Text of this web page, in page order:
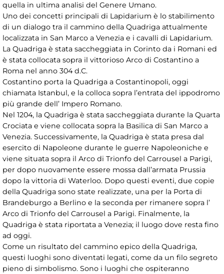
quella in ultima analisi del Genere Umano.
Uno dei concetti principali di Lapidarium è lo stabilimento
di un dialogo tra il cammino della Quadriga attualmente
localizzata in San Marco a Venezia e i cavalli di Lapidarium.
La Quadriga è stata saccheggiata in Corinto da i Romani ed
è stata collocata sopra il vittorioso Arco di Costantino a
Roma nel anno 304 d.C.
Costantino porta la Quadriga a Costantinopoli, oggi
chiamata Istanbul, e la colloca sopra l’entrata del ippodromo
più grande dell’ Impero Romano.
Nel 1204, la Quadriga è stata saccheggiata durante la Quarta
Crociata e viene collocata sopra la Basilica di San Marco a
Venezia. Successivamente, la Quadriga è stata presa dal
esercito di Napoleone durante le guerre Napoleoniche e
viene situata sopra il Arco di Trionfo del Carrousel a Parigi,
per dopo nuovamente essere mossa dall’armata Prussia
dopo la vittoria di Waterloo. Dopo questi eventi, due copie
della Quadriga sono state realizzate, una per la Porta di
Brandeburgo a Berlino e la seconda per rimanere sopra l’
Arco di Trionfo del Carrousel a Parigi. Finalmente, la
Quadriga è stata riportata a Venezia; il luogo dove resta fino
ad oggi.
Come un risultato del cammino epico della Quadriga,
questi luoghi sono diventati legati, come da un filo segreto
pieno di simbolismo. Sono i luoghi che ospiteranno